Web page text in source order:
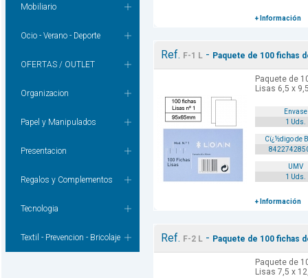
Mobiliario
Ocio - Verano - Deporte
OFERTAS / OUTLET
Organizacion
Papel y Manipulados
Presentacion
Regalos y Complementos
Tecnologia
Textil - Prevencion - Bricolaje
+ Información
Ref. F-1 L- Paquete de 100 fichas
Paquete de
Lisas 6,5 x
Envase
1 Uds.
Cï¿½digo de
UMV
1 Uds.
+ Información
Ref. F-2 L- Paquete de 100 fichas
Paquete de
Lisas 7,5 x